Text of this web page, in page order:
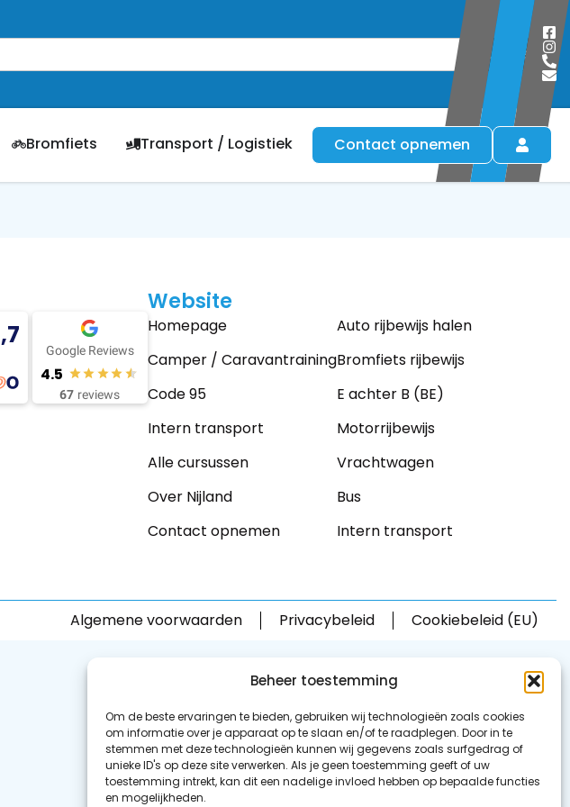
Beheer toestemming
Om de beste ervaringen te bieden, gebruiken wij technologieën zoals cookies
om informatie over je apparaat op te slaan en/of te raadplegen. Door in te
stemmen met deze technologieën kunnen wij gegevens zoals surfgedrag of
unieke ID's op deze site verwerken. Als je geen toestemming geeft of uw
toestemming intrekt, kan dit een nadelige invloed hebben op bepaalde functies
en mogelijkheden.
Zoeken
Bromfiets Transport / Logistiek Contact opnemen
,7
Google Reviews
4.5
67 reviews
Website
Homepage
Camper / Caravantraining
Code 95
Intern transport
Alle cursussen
Over Nijland
Contact opnemen
Auto rijbewijs halen
Bromfiets rijbewijs
E achter B (BE)
Motorrijbewijs
Vrachtwagen
Bus
Intern transport
Algemene voorwaarden Privacybeleid Cookiebeleid (EU)